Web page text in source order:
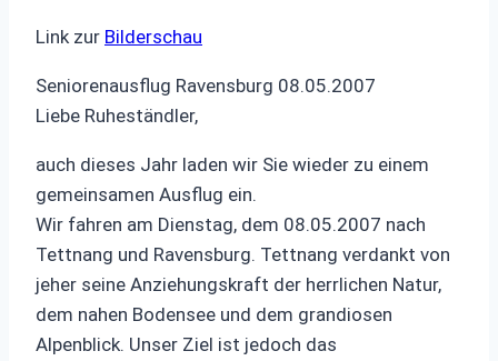
Link zur Bilderschau
Seniorenausflug Ravensburg 08.05.2007
Liebe Ruheständler,
auch dieses Jahr laden wir Sie wieder zu einem
gemeinsamen Ausflug ein.
Wir fahren am Dienstag, dem 08.05.2007 nach
Tettnang und Ravensburg. Tettnang verdankt von
jeher seine Anziehungskraft der herrlichen Natur,
dem nahen Bodensee und dem grandiosen
Alpenblick. Unser Ziel ist jedoch das